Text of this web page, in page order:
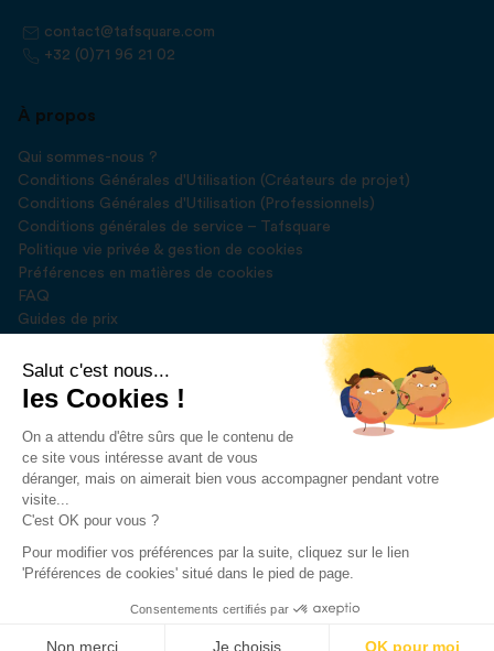
contact@tafsquare.com
+32 (0)71 96 21 02
À propos
Qui sommes-nous ?
Conditions Générales d'Utilisation (Créateurs de projet)
Conditions Générales d'Utilisation (Professionnels)
Conditions générales de service – Tafsquare
Politique vie privée & gestion de cookies
Préférences en matières de cookies
FAQ
Guides de prix
Presse
Développé par DEUSE SPRL
Salut c'est nous...
les Cookies !
On a attendu d'être sûrs que le contenu de
ce site vous intéresse avant de vous
déranger, mais on aimerait bien vous accompagner pendant votre
visite...
C'est OK pour vous ?
Pour modifier vos préférences par la suite, cliquez sur le lien
'Préférences de cookies' situé dans le pied de page.
Consentements certifiés par
Non merci Je choisis OK pour moi